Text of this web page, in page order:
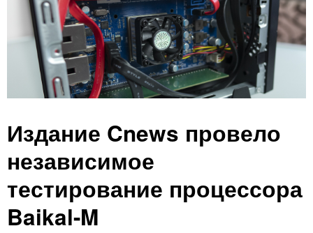
Издание Cnews провело
независимое
тестирование процессора
Baikal-M